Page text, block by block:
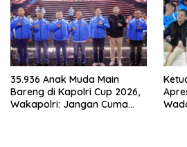
35.936 Anak Muda Main
Bareng di Kapolri Cup 2026,
Wakapolri: Jangan Cuma